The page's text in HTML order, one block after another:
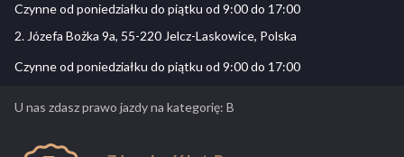
Czynne od poniedziałku do piątku od 9:00 do 17:00
2. Józefa Bożka 9a, 55-220 Jelcz-Laskowice, Polska
Czynne od poniedziałku do piątku od 9:00 do 17:00
U nas zdasz prawo jazdy na kategorię: B